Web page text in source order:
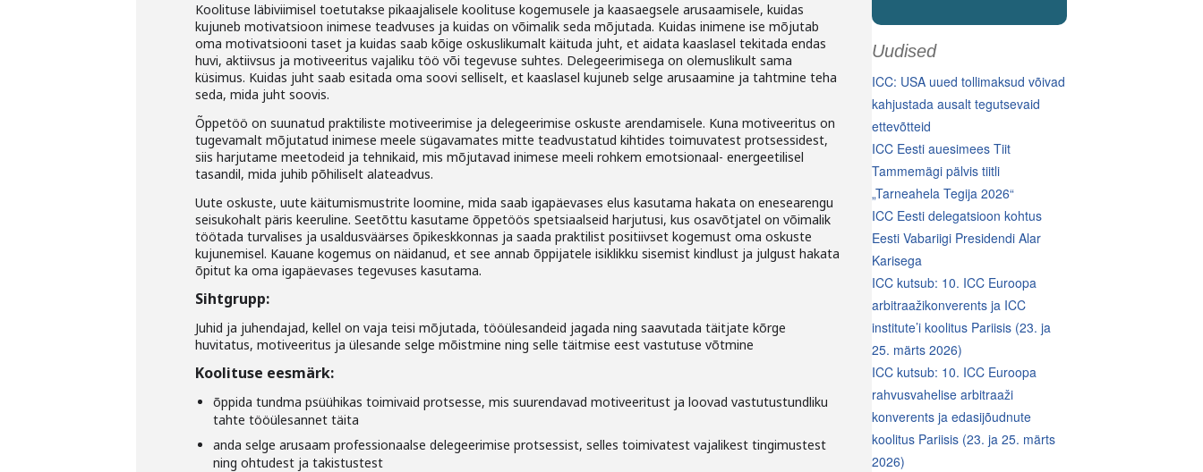
Koolituse läbiviimisel toetutakse pikaajalisele koolituse kogemusele ja kaasaegsele arusaamisele, kuidas
kujuneb motivatsioon inimese teadvuses ja kuidas on võimalik seda mõjutada. Kuidas inimene ise mõjutab
oma motivatsiooni taset ja kuidas saab kõige oskuslikumalt käituda juht, et aidata kaaslasel tekitada endas
huvi, aktiivsus ja motiveeritus vajaliku töö või tegevuse suhtes. Delegeerimisega on olemuslikult sama
küsimus. Kuidas juht saab esitada oma soovi selliselt, et kaaslasel kujuneb selge arusaamine ja tahtmine teha
seda, mida juht soovis.
Õppetöö on suunatud praktiliste motiveerimise ja delegeerimise oskuste arendamisele. Kuna motiveeritus on
tugevamalt mõjutatud inimese meele sügavamates mitte teadvustatud kihtides toimuvatest protsessidest,
siis harjutame meetodeid ja tehnikaid, mis mõjutavad inimese meeli rohkem emotsionaal- energeetilisel
tasandil, mida juhib põhiliselt alateadvus.
Uute oskuste, uute käitumismustrite loomine, mida saab igapäevases elus kasutama hakata on enesearengu
seisukohalt päris keeruline. Seetõttu kasutame õppetöös spetsiaalseid harjutusi, kus osavõtjatel on võimalik
töötada turvalises ja usaldusväärses õpikeskkonnas ja saada praktilist positiivset kogemust oma oskuste
kujunemisel. Kauane kogemus on näidanud, et see annab õppijatele isiklikku sisemist kindlust ja julgust hakata
õpitut ka oma igapäevases tegevuses kasutama.
Sihtgrupp:
Juhid ja juhendajad, kellel on vaja teisi mõjutada, tööülesandeid jagada ning saavutada täitjate kõrge
huvitatus, motiveeritus ja ülesande selge mõistmine ning selle täitmise eest vastutuse võtmine
Koolituse eesmärk:
õppida tundma psüühikas toimivaid protsesse, mis suurendavad motiveeritust ja loovad vastutustundliku
tahte tööülesannet täita
anda selge arusaam professionaalse delegeerimise protsessist, selles toimivatest vajalikest tingimustest
ning ohtudest ja takistustest
Uudised
ICC: USA uued tollimaksud võivad
kahjustada ausalt tegutsevaid
ettevõtteid
ICC Eesti auesimees Tiit
Tammemägi pälvis tiitli
„Tarneahela Tegija 2026“
ICC Eesti delegatsioon kohtus
Eesti Vabariigi Presidendi Alar
Karisega
ICC kutsub: 10. ICC Euroopa
arbitraažikonverents ja ICC
institute’i koolitus Pariisis (23. ja
25. märts 2026)
ICC kutsub: 10. ICC Euroopa
rahvusvahelise arbitraaži
konverents ja edasijõudnute
koolitus Pariisis (23. ja 25. märts
2026)